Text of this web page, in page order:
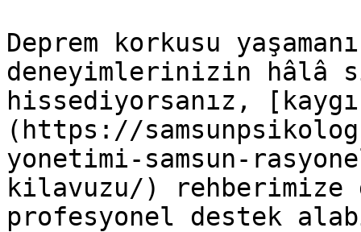
Deprem korkusu
deneyimlerinizin
hissediyorsanız,
(https://
yonetimi-samsun-
kilavuzu/)
profesyonel destek